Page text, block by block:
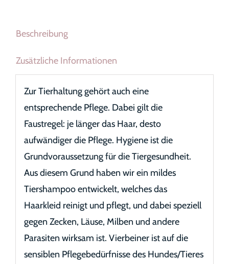
Beschreibung
Zusätzliche Informationen
Zur Tierhaltung gehört auch eine
entsprechende Pflege. Dabei gilt die
Faustregel: je länger das Haar, desto
aufwändiger die Pflege. Hygiene ist die
Grundvoraussetzung für die Tiergesundheit.
Aus diesem Grund haben wir ein mildes
Tiershampoo entwickelt, welches das
Haarkleid reinigt und pflegt, und dabei speziell
gegen Zecken, Läuse, Milben und andere
Parasiten wirksam ist. Vierbeiner ist auf die
sensiblen Pflegebedürfnisse des Hundes/Tieres